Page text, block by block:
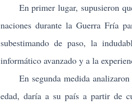
En primer lugar, supusieron que
naciones durante la Guerra Fría
subestimando de paso, la
informático avanzado y a la
En segunda medida analizaron
edad, daría a su país a partir de